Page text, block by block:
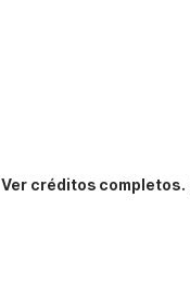
Ver créditos completos.